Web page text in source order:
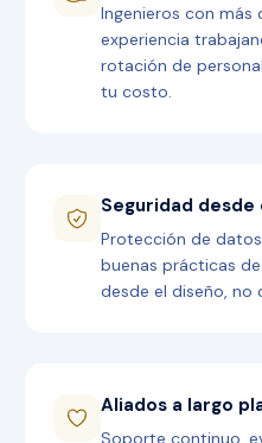
Ingenieros con más
experiencia
rotación de
tu costo.
Seguridad
Protección de
buenas prácticas
desde el diseño, no
Aliados a largo
Soporte continuo,